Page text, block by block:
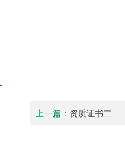
上一篇： 资质证书二